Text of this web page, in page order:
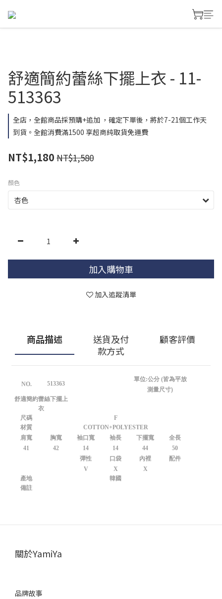
舒適簡約蕾絲下擺上衣 - 11-
513363
全店，全館商品採預購+追加 ，確定下單後，將於7-21個工作天
到貨。全館消費滿1500 享超商純取貨免運費
NT$1,180 NT$1,580
顏色
加入購物車
加入追蹤清單
商品描述
送貨及付
款方式
顧客評價
NO. 513363
單位:公分 (皆為平放
測量尺寸)
舒適簡約蕾絲下擺上
衣
尺碼
F
材質
COTTON+POLYESTER
肩寬
胸寬 袖口寬 袖長 下擺寬
全長
41
42 14 14 44
50
彈性
口袋 內裡
配件
V
X
X
產地
韓國
備註
關於YamiYa
品牌故事